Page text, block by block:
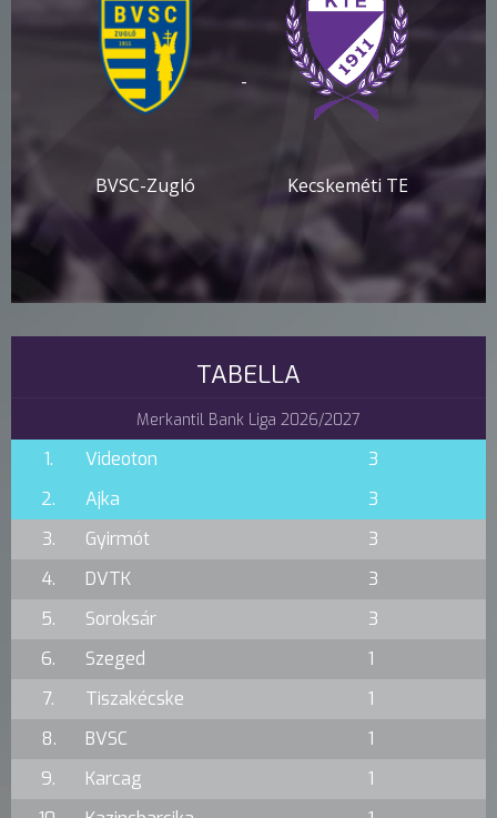
BVSC-Zugló
-
Kecskeméti TE
TABELLA
Merkantil Bank Liga 2026/2027
1. Videoton
3
2.
Ajka
3
3.
Gyirmót
3
4.
DVTK
3
5.
Soroksár
3
6.
Szeged
1
7.
Tiszakécske
1
8.
BVSC
1
9.
Karcag
1